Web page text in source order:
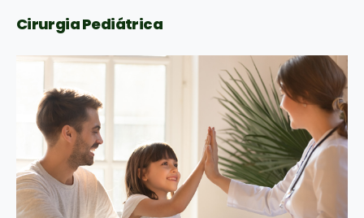
Cirurgia Pediátrica